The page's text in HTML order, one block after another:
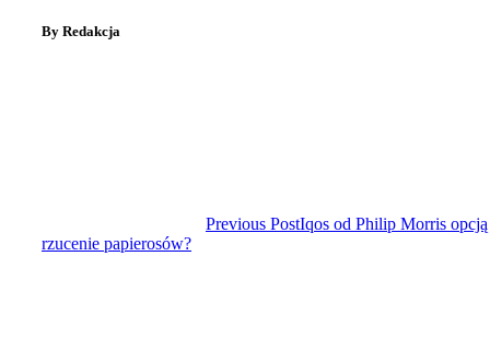
By Redakcja
Previous PostIqos od Philip Morris opcją
rzucenie papierosów?